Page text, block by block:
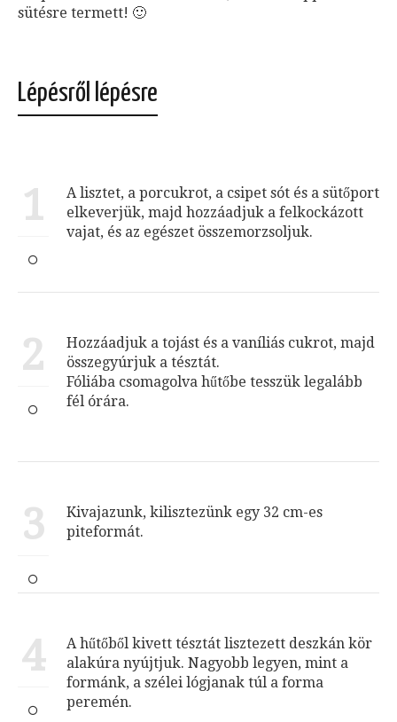
sütésre termett! 🙂
Lépésről lépésre
1
A lisztet, a porcukrot, a csipet sót és a sütőport
elkeverjük, majd hozzáadjuk a felkockázott
vajat, és az egészet összemorzsoljuk.
2
Hozzáadjuk a tojást és a vaníliás cukrot, majd
összegyúrjuk a tésztát.
Fóliába csomagolva hűtőbe tesszük legalább
fél órára.
3
Kivajazunk, kilisztezünk egy 32 cm-es
piteformát.
4
A hűtőből kivett tésztát lisztezett deszkán kör
alakúra nyújtjuk. Nagyobb legyen, mint a
formánk, a szélei lógjanak túl a forma
peremén.